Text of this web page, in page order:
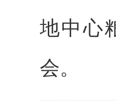
地中心
会。